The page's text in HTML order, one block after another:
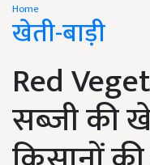
Home
खेती-बाड़ी
Red
सब्जी की